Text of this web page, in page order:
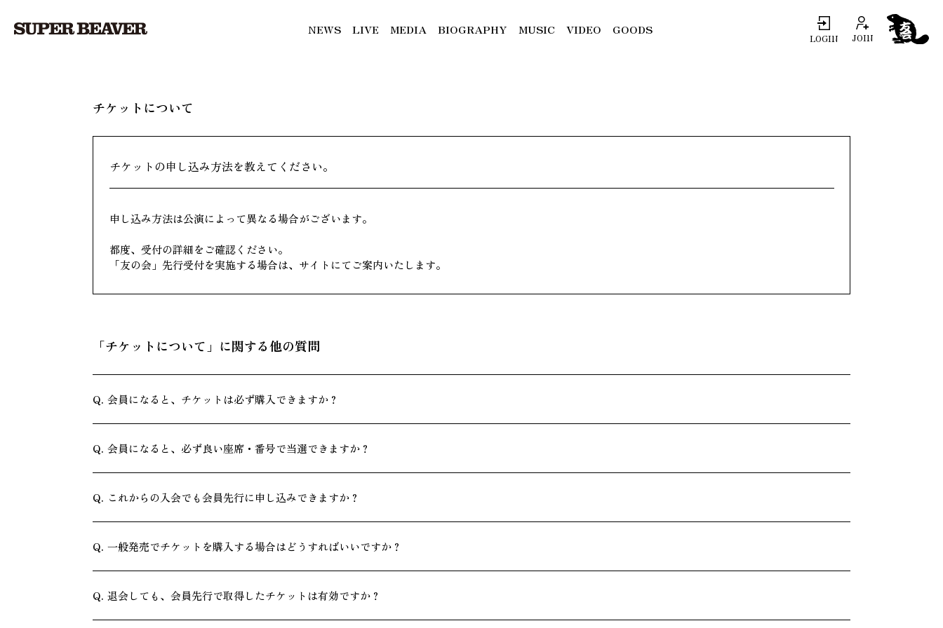
NEWS LIVE MEDIA BIOGRAPHY MUSIC VIDEO GOODS
LOGIN JOIN
チケットについて
チケットの申し込み方法を教えてください。
申し込み方法は公演によって異なる場合がございます。
都度、受付の詳細をご確認ください。
「友の会」先行受付を実施する場合は、サイトにてご案内いたします。
「チケットについて」に関する他の質問
会員になると、チケットは必ず購入できますか？
会員になると、必ず良い座席・番号で当選できますか？
これからの入会でも会員先行に申し込みできますか？
一般発売でチケットを購入する場合はどうすればいいですか？
退会しても、会員先行で取得したチケットは有効ですか？